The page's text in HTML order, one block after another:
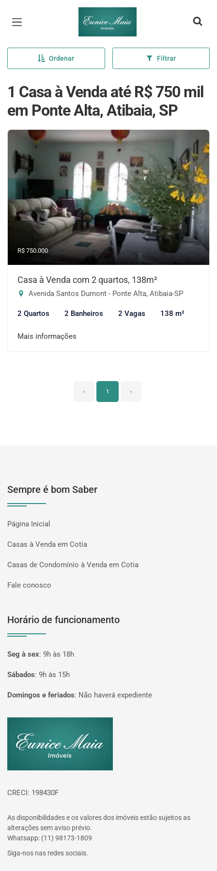
Página inicial
Ordenar Filtrar
1 Casa à Venda até R$ 750 mil
em Ponte Alta, Atibaia, SP
R$ 750.000
Casa à Venda com 2 quartos, 138m²
Avenida Santos Dumont - Ponte Alta, Atibaia-SP
2 Quartos 2 Banheiros 2 Vagas 138 m²
Mais informações
‹ 1 ›
Sempre é bom Saber
Página Inicial
Casas à Venda em Cotia
Casas de Condomínio à Venda em Cotia
Fale conosco
Horário de funcionamento
Seg à sex: 9h às 18h
Sábados: 9h às 15h
Domingos e feriados: Não haverá expediente
CRECI: 198430F
As disponibilidades e os valores dos imóveis estão sujeitos as
alterações sem aviso prévio.
Whatsapp: (11) 98173-1809
Siga-nos nas redes sociais.